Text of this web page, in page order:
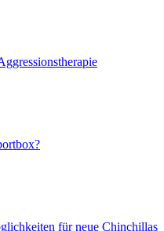
für neue Chinchillas